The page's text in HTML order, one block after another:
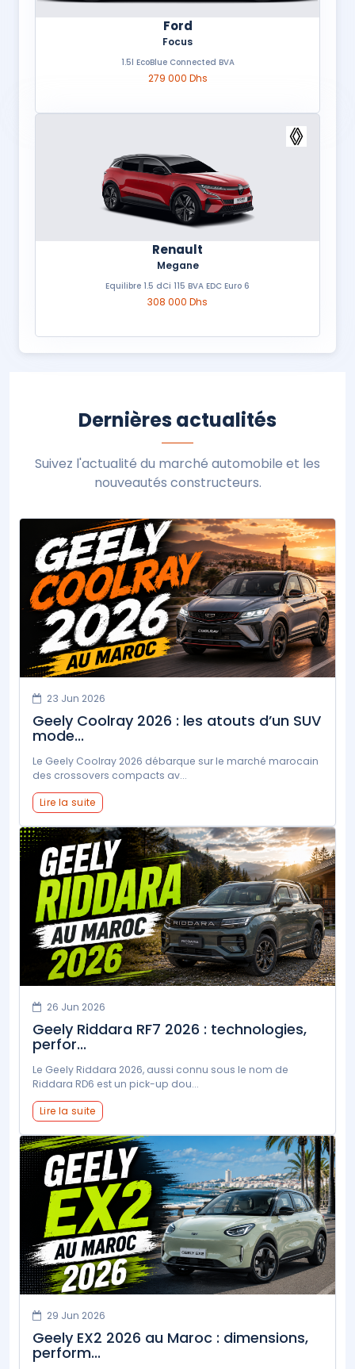
Ford
Focus
1.5l EcoBlue Connected BVA
279 000 Dhs
Renault
Megane
Equilibre 1.5 dCi 115 BVA EDC Euro 6
308 000 Dhs
Dernières actualités
Suivez l'actualité du marché automobile et les
nouveautés constructeurs.
23 Jun 2026
Geely Coolray 2026 : les atouts d’un SUV
mode...
Le Geely Coolray 2026 débarque sur le marché marocain
des crossovers compacts av...
Lire la suite
26 Jun 2026
Geely Riddara RF7 2026 : technologies,
perfor...
Le Geely Riddara 2026, aussi connu sous le nom de
Riddara RD6 est un pick-up dou...
Lire la suite
29 Jun 2026
Geely EX2 2026 au Maroc : dimensions,
perform...